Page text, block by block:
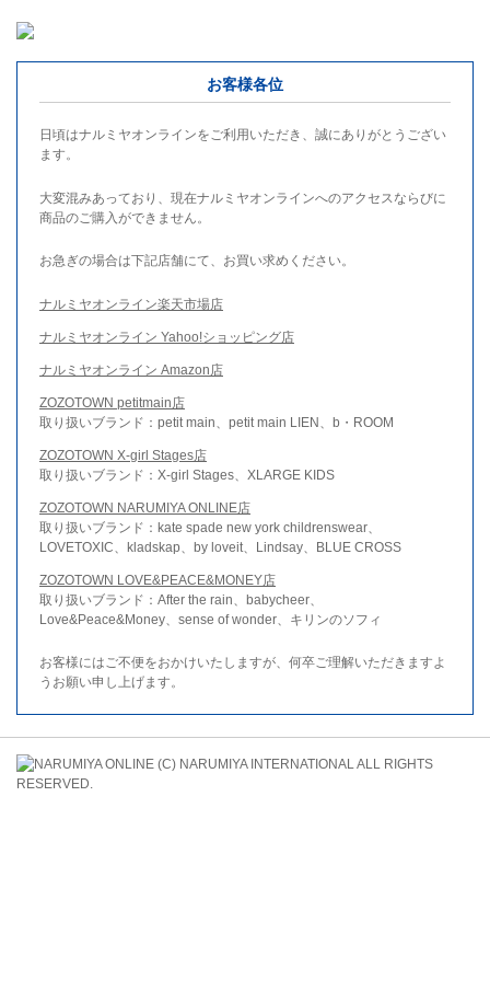
お客様各位
日頃はナルミヤオンラインをご利用いただき、誠にありがとうござい
ます。
大変混みあっており、現在ナルミヤオンラインへのアクセスならびに
商品のご購入ができません。
お急ぎの場合は下記店舗にて、お買い求めください。
ナルミヤオンライン楽天市場店
ナルミヤオンライン Yahoo!ショッピング店
ナルミヤオンライン Amazon店
ZOZOTOWN petitmain店
取り扱いブランド：petit main、petit main LIEN、b・ROOM
ZOZOTOWN X-girl Stages店
取り扱いブランド：X-girl Stages、XLARGE KIDS
ZOZOTOWN NARUMIYA ONLINE店
取り扱いブランド：kate spade new york childrenswear、
LOVETOXIC、kladskap、by loveit、Lindsay、BLUE CROSS
ZOZOTOWN LOVE&PEACE&MONEY店
取り扱いブランド：After the rain、babycheer、
Love&Peace&Money、sense of wonder、キリンのソフィ
お客様にはご不便をおかけいたしますが、何卒ご理解いただきますよ
うお願い申し上げます。